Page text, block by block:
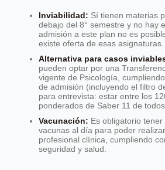
Inviabilidad: Sí tienen materias
debajo del 8° semestre y no hay
admisión a este plan no es
existe oferta de esas asignaturas.
Alternativa para casos
pueden optar por una
vigente de Psicología,
de admisión (incluyendo el filtro
para entrevista: estar entre los
ponderados de Saber 11 de
Vacunación: Es obligatorio
vacunas al día para poder
profesional clínica, cumpliendo
seguridad y salud.